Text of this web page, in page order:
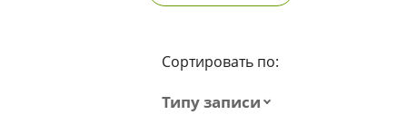
Сортировать по:
Типу записи